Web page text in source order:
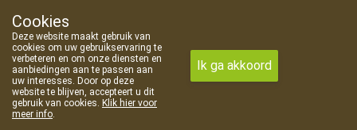
09 373 94 03
Cookies
Deze website maakt gebruik van
cookies om uw gebruikservaring te
verbeteren en om onze diensten en
aanbiedingen aan te passen aan
uw interesses. Door op deze
website te blijven, accepteert u dit
gebruik van cookies. Klik hier voor
meer info.
Ik ga akkoord